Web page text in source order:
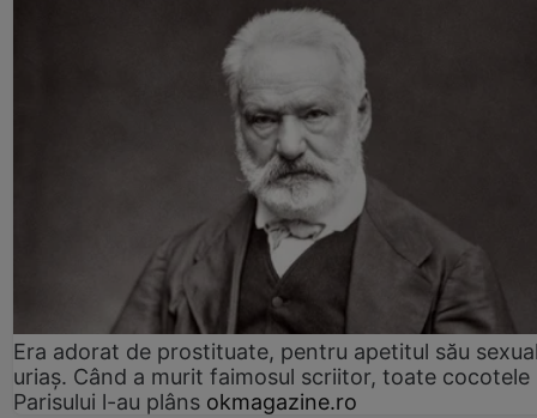
Era adorat de prostituate, pentru apetitul său
uriaș. Când a murit faimosul scriitor, toate cocotele
Parisului l-au plâns okmagazine.ro